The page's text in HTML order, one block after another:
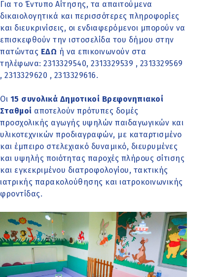
Για το Έντυπο Αίτησης, τα απαιτούμενα
δικαιολογητικά και περισσότερες πληροφορίες
και διευκρινίσεις, οι ενδιαφερόμενοι μπορούν να
επισκεφθούν την ιστοσελίδα του δήμου στην
πατώντας ΕΔΩ ή να επικοινωνούν στα
τηλέφωνα: 2313329540, 2313329539 , 2313329569
, 2313329620 , 2313329616.
Οι 15 συνολικά Δημοτικοί Βρεφονηπιακοί
Σταθμοί αποτελούν πρότυπες δομές
προσχολικής αγωγής υψηλών παιδαγωγικών και
υλικοτεχνικών προδιαγραφών, με καταρτισμένο
και έμπειρο στελεχιακό δυναμικό, διευρυμένες
και υψηλής ποιότητας παροχές πλήρους σίτισης
και εγκεκριμένου διατροφολογίου, τακτικής
ιατρικής παρακολούθησης και ιατροκοινωνικής
φροντίδας.